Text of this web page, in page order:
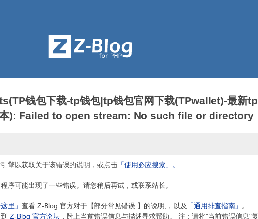
钱包下载-tp钱包|tp钱包官网下载(TPwallet)-最新tp
本): Failed to open stream: No such file or directory
擎以获取关于该错误的说明，或点击 「使用必应搜索」。
序可能出现了一些错误。请您稍后再试，或联系站长。
里」 查看 Z-Blog 官方对于【部分常见错误 】的说明,，以及 「通用排查指南」
。
Z-Blog 官方论坛 ，附上当前错误信息与描述寻求帮助。 注：请将"当前错误信息"复